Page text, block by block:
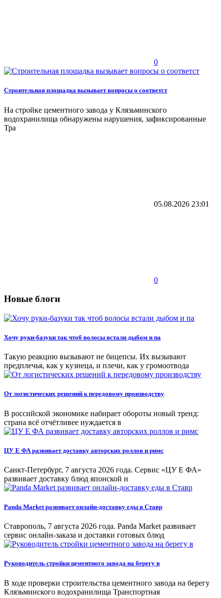
0
Строительная площадка вызывает вопросы о соответст
На стройке цементного завода у Клязьминского
водохранилища обнаружены нарушения, зафиксированные
Тра
05.08.2026 23:01
0
Новые блоги
Хочу руки-базуки так чтоб волосы встали дыбом и па
Такую реакцию вызывают не бицепсы. Их вызывают
предплечья, как у кузнеца, и плечи, как у громоотвода
От логистических решений к передовому производству
В российской экономике набирает обороты новый тренд:
страна всё отчётливее нуждается в
ЦУ Е ФА развивает доставку авторских роллов и римс
Санкт-Петербург, 7 августа 2026 года. Сервис «ЦУ Е ФА»
развивает доставку блюд японской и
Panda Market развивает онлайн-доставку еды в Ставр
Ставрополь, 7 августа 2026 года. Panda Market развивает
сервис онлайн-заказа и доставки готовых блюд
Руководитель стройки цементного завода на берегу в
В ходе проверки строительства цементного завода на берегу
Клязьминского водохранилища Транспортная